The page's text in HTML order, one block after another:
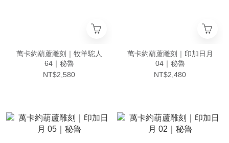
萬卡約葫蘆雕刻｜牧羊駝人
64｜秘魯
NT$2,580
萬卡約葫蘆雕刻｜印加日月
04｜秘魯
NT$2,480